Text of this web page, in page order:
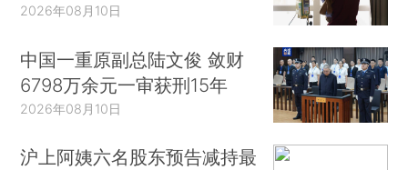
2026年08月10日
中国一重原副总陆文俊 敛财
6798万余元一审获刑15年
2026年08月10日
沪上阿姨六名股东预告减持最